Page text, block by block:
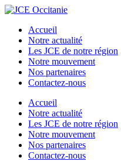
Accueil
Notre actualité
Les JCE de notre région
Notre mouvement
Nos partenaires
Contactez-nous
Accueil
Notre actualité
Les JCE de notre région
Notre mouvement
Nos partenaires
Contactez-nous